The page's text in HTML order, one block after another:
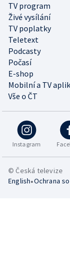
TV program
Živé vysílání
TV poplatky
Teletext
Podcasty
Počasí
E-shop
Mobilní a TV
Vše o ČT
Instagram
© Česká televize
English•Ochrana